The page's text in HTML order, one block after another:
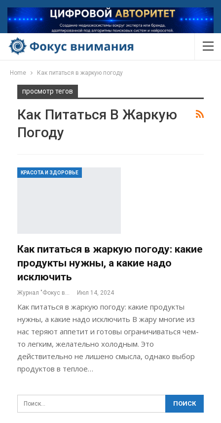
Home Как питаться в жаркую погоду
просмотр тегов
Как Питаться В Жаркую
Погоду
КРАСОТА И ЗДОРОВЬЕ
Как питаться в жаркую погоду: какие
продукты нужны, а какие надо
исключить
Журнал "Фокус внимания" Июл 14, 2024
Как питаться в жаркую погоду: какие продукты
нужны, а какие надо исключить В жару многие из
нас теряют аппетит и готовы ограничиваться чем-
то легким, желательно холодным. Это
действительно не лишено смысла, однако выбор
продуктов в теплое…